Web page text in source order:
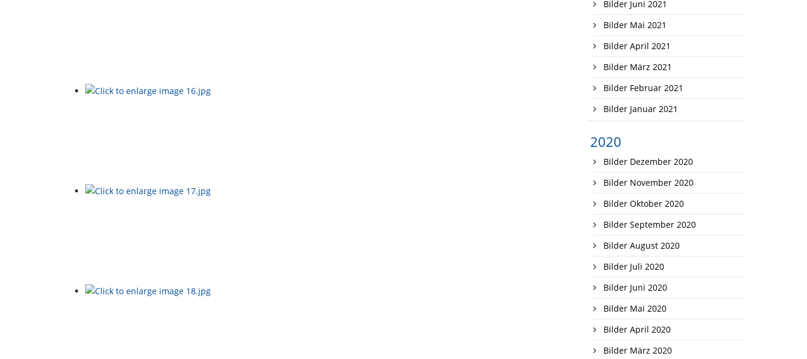
Bilder Juni 2021
Bilder Mai 2021
Bilder April 2021
Bilder März 2021
Bilder Februar 2021
Bilder Januar 2021
2020
Bilder Dezember 2020
Bilder November 2020
Bilder Oktober 2020
Bilder September 2020
Bilder August 2020
Bilder Juli 2020
Bilder Juni 2020
Bilder Mai 2020
Bilder April 2020
Bilder März 2020